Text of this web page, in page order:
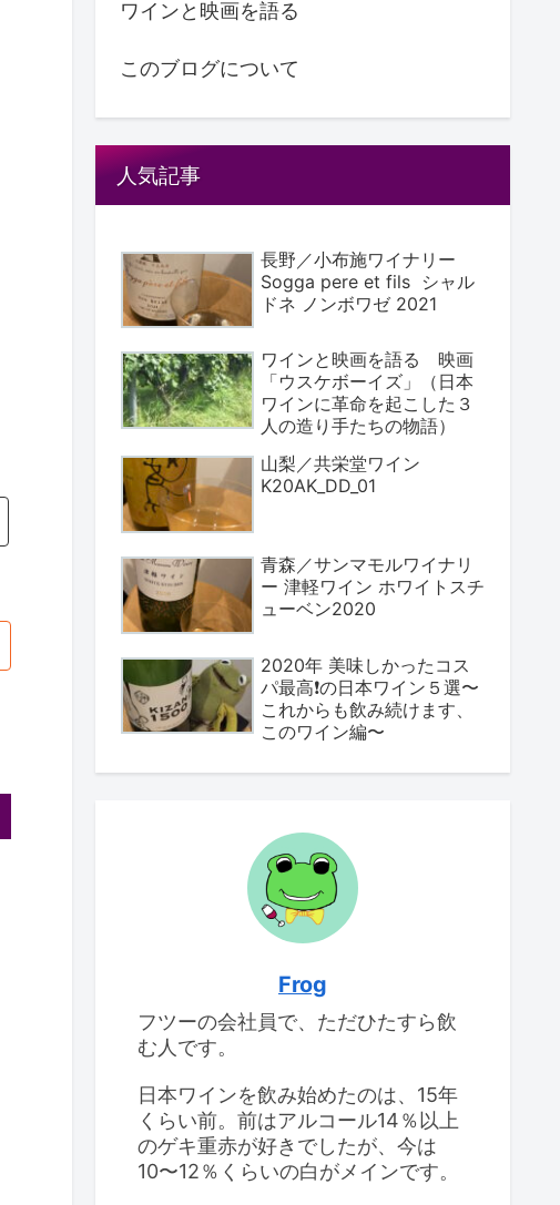
ワインと映画を語る
このブログについて
人気記事
長野／小布施ワイナリー
Sogga pere et fils シャル
ドネ ノンボワゼ 2021
ワインと映画を語る 映画
「ウスケボーイズ」（日本
ワインに革命を起こした３
人の造り手たちの物語）
山梨／共栄堂ワイン
K20AK_DD_01
青森／サンマモルワイナリ
ー 津軽ワイン ホワイトスチ
ューベン2020
2020年 美味しかったコス
パ最高❗️の日本ワイン５選〜
これからも飲み続けます、
このワイン編〜
Frog
フツーの会社員で、ただひたすら飲
む人です。
日本ワインを飲み始めたのは、15年
くらい前。前はアルコール14％以上
のゲキ重赤が好きでしたが、今は
10〜12％くらいの白がメインです。